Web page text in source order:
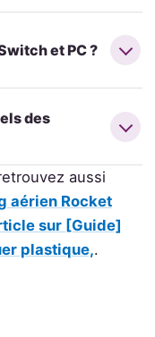
et PC ?
des
aussi
aérien Rocket
sur [Guide]
plastique,.